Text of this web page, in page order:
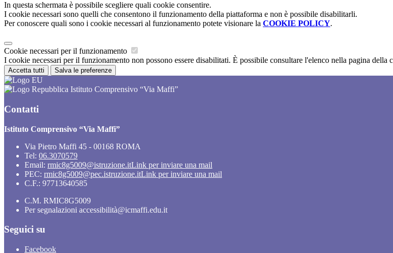
In questa schermata è possibile scegliere quali cookie consentire.
I cookie necessari sono quelli che consentono il funzionamento della piattaforma e non è possibile disabilitarli.
Per conoscere quali sono i cookie necessari al funzionamento potete visionare la COOKIE POLICY.
Cookie necessari per il funzionamento
I cookie necessari per il funzionamento non possono essere disabilitati. È possibile consultare l'elenco nella pagina della
Accetta tutti Salva le preferenze
Istituto Comprensivo “Via Maffi”
Contatti
Istituto Comprensivo “Via Maffi”
Via Pietro Maffi 45 - 00168 ROMA
Tel: 06.3070579
Email: rmic8g5009@istruzione.itLink per inviare una mail
PEC: rmic8g5009@pec.istruzione.itLink per inviare una mail
C.F.: 97713640585
C.M. RMIC8G5009
Per segnalazioni accessibilità@icmaffi.edu.it
Seguici su
Facebook